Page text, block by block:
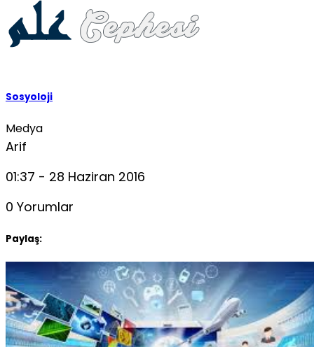
Sosyoloji
Medya
Arif
01:37 - 28 Haziran 2016
0 Yorumlar
Paylaş: